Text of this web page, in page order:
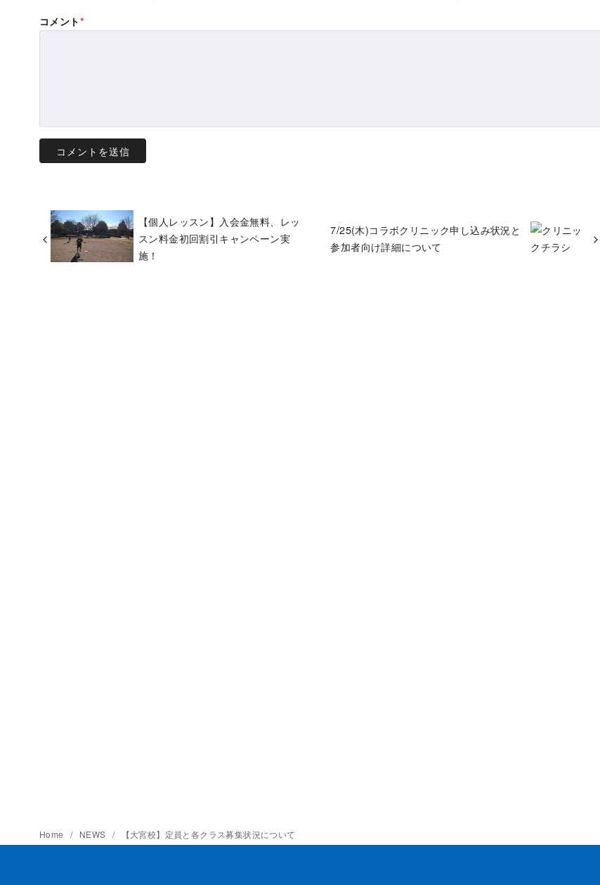
コメント*
【個人レッスン】入会金無料、レッ
スン料金初回割引キャンペーン実
施！
7/25(木)コラボクリニック申し込み状況と
参加者向け詳細について
Home NEWS 【大宮校】定員と各クラス募集状況について